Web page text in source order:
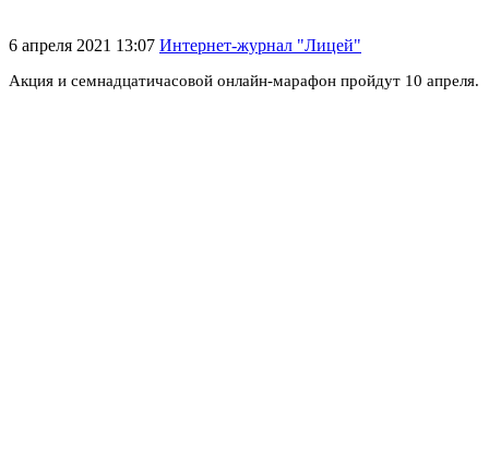
6 апреля 2021 13:07 Интернет-журнал "Лицей"
Акция и семнадцатичасовой онлайн-марафон пройдут 10 апреля.